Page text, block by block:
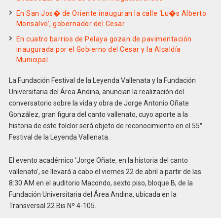
En San Jos� de Oriente inauguran la calle ‘Lu�s Alberto
Monsalvo’, gobernador del Cesar
En cuatro barrios de Pelaya gozan de pavimentación
inaugurada por el Gobierno del Cesar y la Alcaldía
Municipal
La Fundación Festival de la Leyenda Vallenata y la Fundación
Universitaria del Área Andina, anuncian la realización del
conversatorio sobre la vida y obra de Jorge Antonio Oñate
González, gran figura del canto vallenato, cuyo aporte a la
historia de este folclor será objeto de reconocimiento en el 55°
Festival de la Leyenda Vallenata.
El evento académico ‘Jorge Oñate, en la historia del canto
vallenato’, se llevará a cabo el viernes 22 de abril a partir de las
8:30 AM en el auditorio Macondo, sexto piso, bloque B, de la
Fundación Universitaria del Área Andina, ubicada en la
Transversal 22 Bis Nº 4-105.